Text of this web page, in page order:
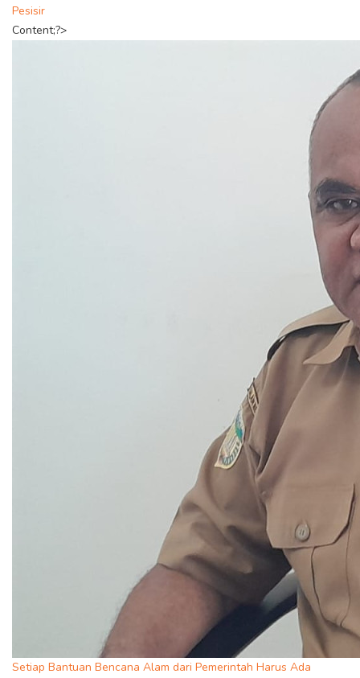
Pesisir
Content;?>
Setiap Bantuan Bencana Alam dari Pemerintah Harus Ada